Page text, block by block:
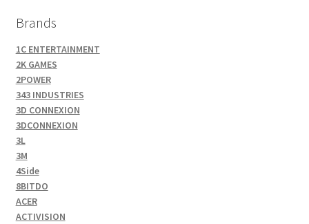
Brands
1C ENTERTAINMENT
2K GAMES
2POWER
343 INDUSTRIES
3D CONNEXION
3DCONNEXION
3L
3M
4Side
8BITDO
ACER
ACTIVISION